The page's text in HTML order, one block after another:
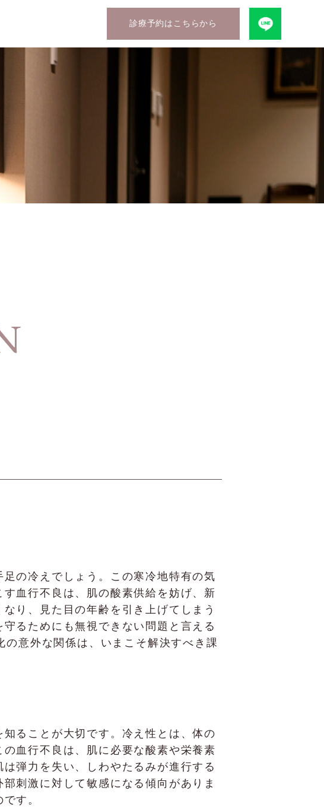
診療予約はこちらから
の冷えでしょう。この寒冷地特有の気
血行不良は、肌の酸素供給を妨げ、新
り、見た目の年齢を引き上げてしまう
るためにも無視できない問題と言える
意外な関係は、いまこそ解決すべき課
ることが大切です。冷え性とは、体の
血行不良は、肌に必要な酸素や栄養素
弾力を失い、しわやたるみが進行する
刺激に対して敏感になる傾向がありま
す。